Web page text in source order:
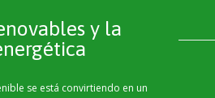
y la
se está convirtiendo en un